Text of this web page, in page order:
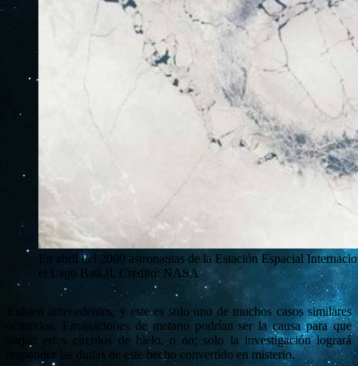
En abril del 2009 astronautas de la Estación Espacial
el Lago Baikal. Crédito: NASA
Existen antecedentes, y este es solo uno de muchos casos similares
ocurridos. Emanaciones de metano podrían ser la causa para que
surjan estos círculos de hielo, o no; solo la investigación logrará
responder las dudas de este hecho convertido en misterio.